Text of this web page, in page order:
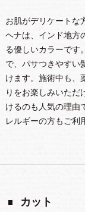
お肌がデリケートな
ヘナは、インド地方
る優しいカラーです
で、パサつきやすい
けます。施術中も、
りをお楽しみいた
けるのも人気の理由
レルギーの方もご利
カット